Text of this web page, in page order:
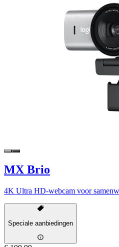
MX Brio
4K Ultra HD-webcam voor
Speciale aanbiedingen